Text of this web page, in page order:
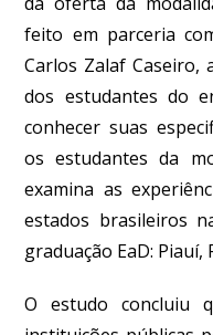
feito em parceria
Carlos Zalaf Caseiro,
dos estudantes do
conhecer suas
os estudantes da
examina as
estados brasileiros
graduação EaD: Piauí,
O estudo concluiu